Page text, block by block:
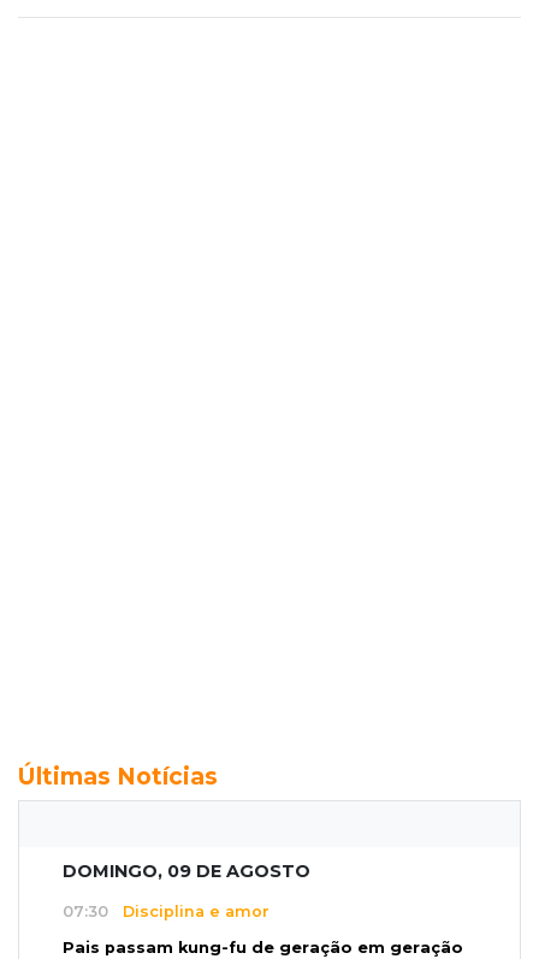
Últimas Notícias
DOMINGO, 09 DE AGOSTO
07:30 Disciplina e amor
Pais passam kung-fu de geração em geração